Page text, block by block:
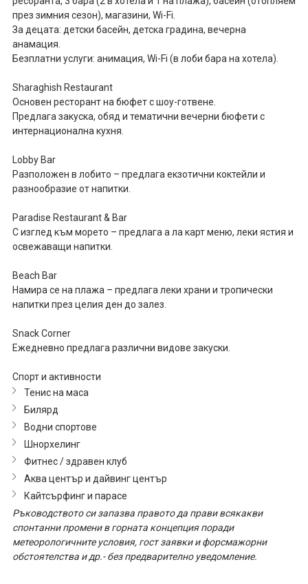
през зимния сезон), магазини, Wi-Fi.
За децата: детски басейн, детска градина, вечерна
анамация.
Безплатни услуги: анимация, Wi-Fi (в лоби бара на хотела).
Sharaghish Restaurant
Основен ресторант на бюфет с шоу-готвене.
Предлага закуска, обяд и тематични вечерни бюфети с
интернационална кухня.
Lobby Bar
Разположен в лобито – предлага екзотични коктейли и
разнообразие от напитки.
Paradise Restaurant & Bar
С изглед към морето – предлага а ла карт меню, леки ястия и
освежаващи напитки.
Beach Bar
Намира се на плажа – предлага леки храни и тропически
напитки през целия ден до залез.
Snack Corner
Ежедневно предлага различни видове закуски.
Спорт и активности
Тенис на маса
Билярд
Водни спортове
Шнорхелинг
Фитнес / здравен клуб
Аква център и дайвинг център
Кайтсърфинг и парасе
Ръководството си запазва правото да прави всякакви
спонтанни промени в горната концепция поради
метеорологичните условия, гост заявки и форсмажорни
обстоятелства и др.- без предварително уведомление.